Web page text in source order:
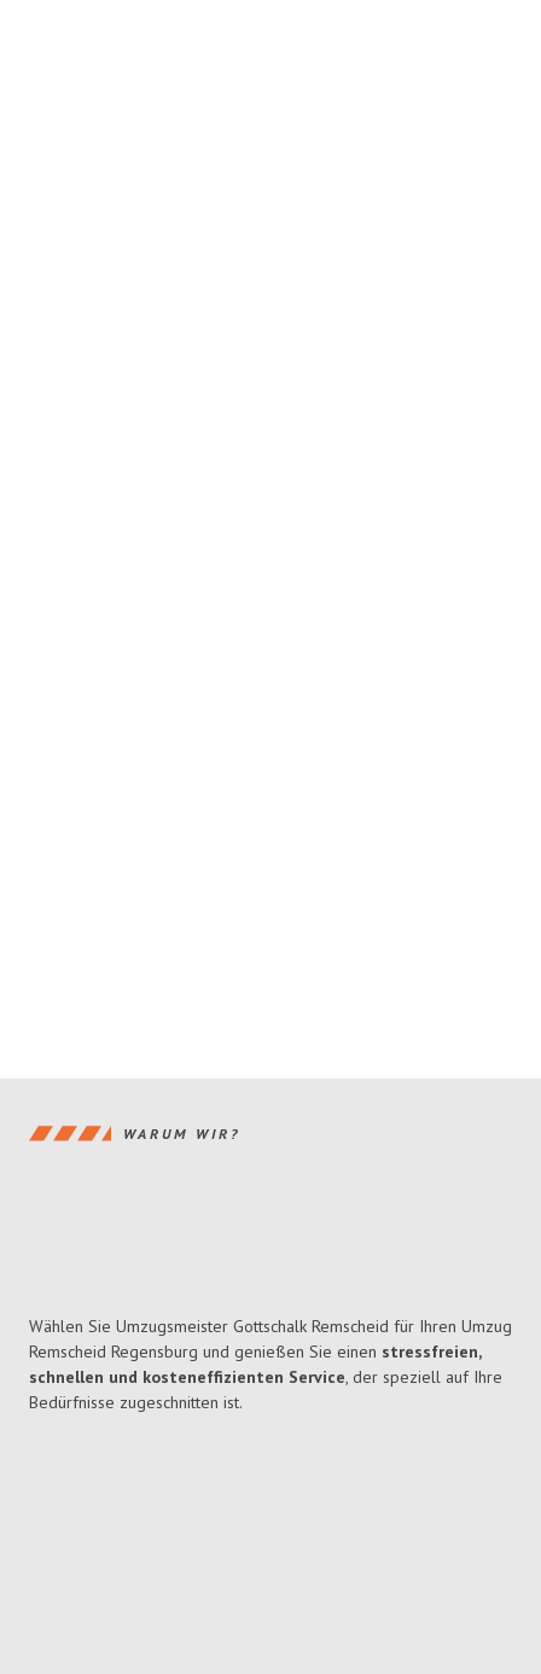
WARUM WIR?
Wählen Sie Umzugsmeister Gottschalk Remscheid für Ihren Umzug
Remscheid Regensburg und genießen Sie einen stressfreien,
schnellen und kosteneffizienten Service, der speziell auf Ihre
Bedürfnisse zugeschnitten ist.